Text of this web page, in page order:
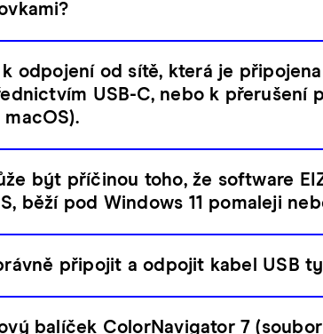
k odpojení od sítě, která je
USB-C, nebo k přerušení
být příčinou toho, že software
běží pod Windows 11 pomaleji
připojit a odpojit kabel USB
balíček ColorNavigator 7